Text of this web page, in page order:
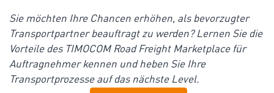
Sie möchten Ihre Chancen erhöhen, als bevorzugter
Transportpartner beauftragt zu werden?Lernen Siedie
Vorteile desTIMOCOM Road FreightMarketplace für
Auftragnehmer kennen und heben Sie Ihre
Transportprozesse auf das nächste Level.